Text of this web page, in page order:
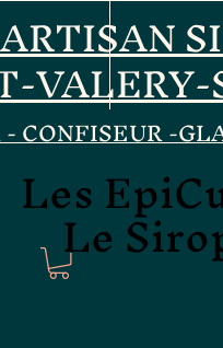
ARTISAN
CONFISEUR -
Les
Le
Les
Le